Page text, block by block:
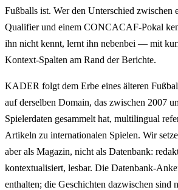
Fußballs ist. Wer den Unterschied
Qualifier und einem CONCACAF-Pokal
ihn nicht kennt, lernt ihn nebenbei — mit
Kontext-Spalten am Rand der Berichte.
KADER folgt dem Erbe eines älteren
auf derselben Domain, das zwischen 2007
Spielerdaten gesammelt hat, multilingual
Artikeln zu internationalen Spielen. Wir
aber als Magazin, nicht als Datenbank:
kontextualisiert, lesbar. Die Datenbank-
enthalten; die Geschichten dazwischen sind